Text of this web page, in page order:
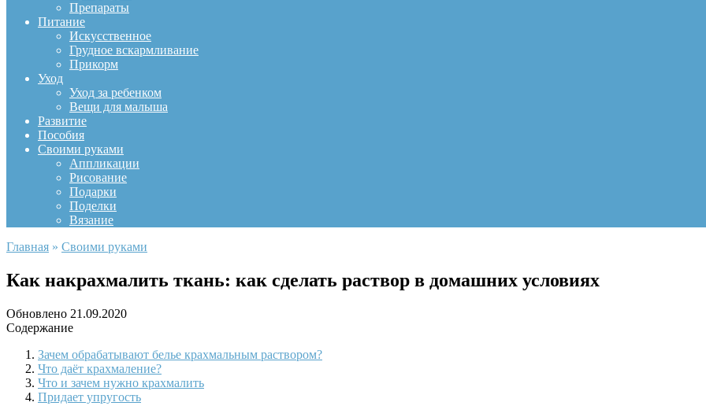
Препараты
Питание
Искусственное
Грудное вскармливание
Прикорм
Уход
Уход за ребенком
Вещи для малыша
Развитие
Пособия
Своими руками
Аппликации
Рисование
Подарки
Поделки
Вязание
Главная » Своими руками
Как накрахмалить ткань: как сделать раствор в домашних условиях
Обновлено 21.09.2020
Содержание
Зачем обрабатывают белье крахмальным раствором?
Что даёт крахмаление?
Что и зачем нужно крахмалить
Придает упругость